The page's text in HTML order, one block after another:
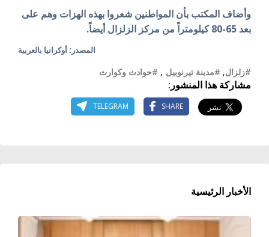
وأضاف المكتب بأن المواطنين شعروا بهذه الهزات وهم على
بعد 65-80 كيلومتراً من مركز الزلزال أيضاً.
المصدر: أوكرانيا بالعربية
#زلزال, #مدينة تيرنوبيل , #حوادث وكوارث
مشاركة هذا المنشور:
SHARE
TELEGRAM
الأخبار الرئيسية